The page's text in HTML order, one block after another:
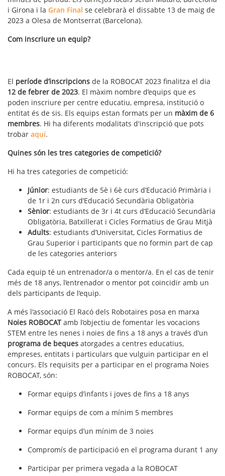
i Girona i la Gran Final se celebrarà el dissabte 13 de maig de
2023 a Olesa de Montserrat (Barcelona).
Com inscriure un equip?
El període d’inscripcions de la ROBOCAT 2023 finalitza el dia
12 de febrer de 2023. El màxim nombre d’equips que es
poden inscriure per centre educatiu, empresa, institució o
entitat és de sis. Els equips estan formats per un màxim de 6
membres. Hi ha diferents modalitats d'inscripció que pots
trobar aquí.
Quines són les tres categories de competició?
Hi ha tres categories de competició:
Júnior: estudiants de 5è i 6è curs d’Educació Primària i
de 1r i 2n curs d’Educació Secundària Obligatòria
Sènior: estudiants de 3r i 4t curs d’Educació Secundària
Obligatòria, Batxillerat i Cicles Formatius de Grau Mitjà
Adults: estudiants d’Universitat, Cicles Formatius de
Grau Superior i participants que no formin part de cap
de les categories anteriors
Cada equip té un entrenador/a o mentor/a. En el cas de tenir
més de 18 anys, l’entrenador o mentor pot coincidir amb un
dels participants de l’equip.
A més l'associació El Racó dels Robotaires posa en marxa
Noies ROBOCATamb l’objectiu de fomentar les vocacions
STEM entre les nenes i noies de fins a 18 anys a través d’un
programa de beques atorgades a centres educatius,
empreses, entitats i particulars que vulguin participar en el
concurs. Els requisits per a participar en el programa Noies
ROBOCAT, són:
Formar equips d’infants i joves de fins a 18 anys
Formar equips de com a mínim 5 membres
Formar equips d’un mínim de 3 noies
Compromís de participació en el programa durant 1 any
Participar per primera vegada a la ROBOCAT